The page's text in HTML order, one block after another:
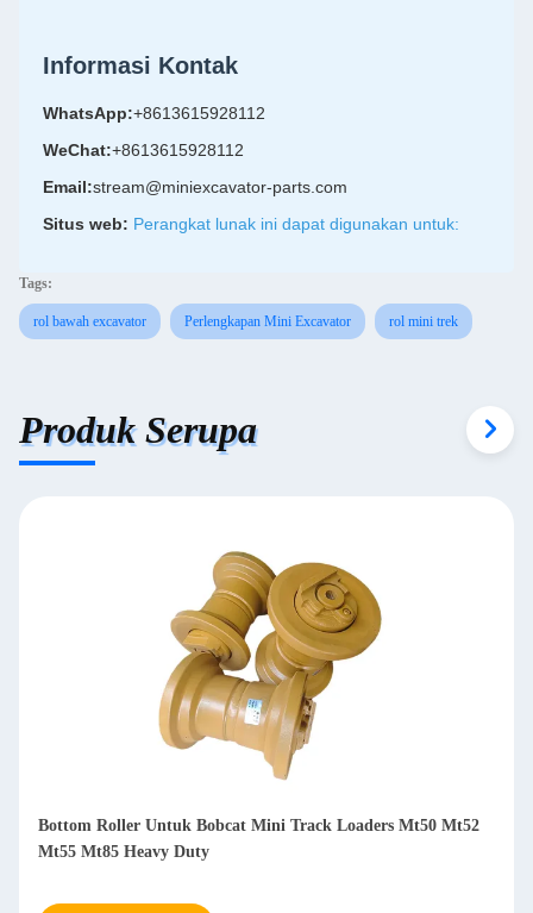
Informasi Kontak
WhatsApp:+8613615928112
WeChat:+8613615928112
Email:stream@miniexcavator-parts.com
Situs web: Perangkat lunak ini dapat digunakan untuk:
Tags:
rol bawah excavator Perlengkapan Mini Excavator rol mini trek
Produk Serupa
Bottom Roller Untuk Bobcat Mini Track Loaders Mt50 Mt52
Mt55 Mt85 Heavy Duty